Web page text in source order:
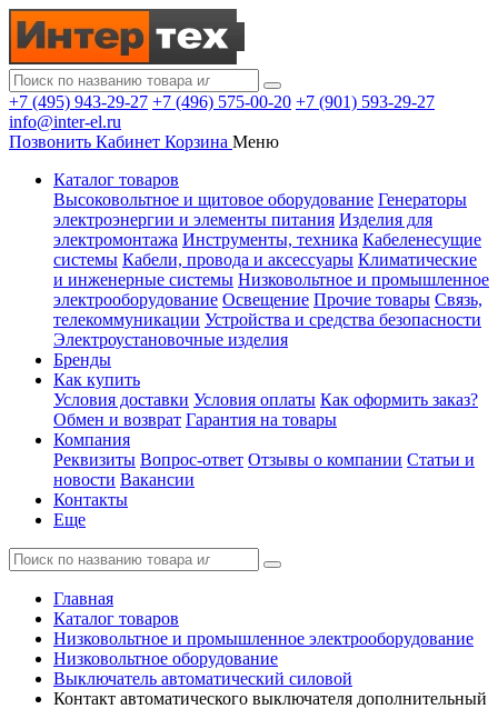
+7 (495) 943-29-27 +7 (496) 575-00-20 +7 (901) 593-29-27
info@inter-el.ru
Позвонить Кабинет Корзина Меню
Каталог товаров
Высоковольтное и щитовое оборудование Генераторы
электроэнергии и элементы питания Изделия для
электромонтажа Инструменты, техника Кабеленесущие
системы Кабели, провода и аксессуары Климатические
и инженерные системы Низковольтное и промышленное
электрооборудование Освещение Прочие товары Связь,
телекоммуникации Устройства и средства безопасности
Электроустановочные изделия
Бренды
Как купить
Условия доставки Условия оплаты Как оформить заказ?
Обмен и возврат Гарантия на товары
Компания
Реквизиты Вопрос-ответ Отзывы о компании Статьи и
новости Вакансии
Контакты
Еще
Главная
Каталог товаров
Низковольтное и промышленное электрооборудование
Низковольтное оборудование
Выключатель автоматический силовой
Контакт автоматического выключателя дополнительный